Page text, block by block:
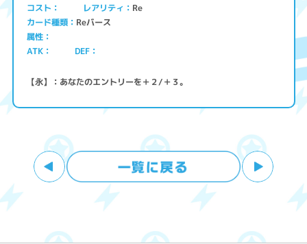
コスト レアリティ Re
カード種類 Reバース
属性
ATK
DEF
【永】：あなたのエントリーを＋２/＋３。